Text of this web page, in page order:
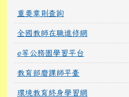
重要章則查詢
全國教師在職進修網
e等公務園學習平台
教育部磨課師平臺
環境教育終身學習網